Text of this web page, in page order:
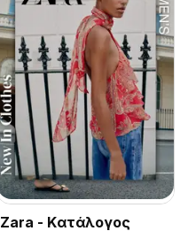
Zara - Kατάλογος